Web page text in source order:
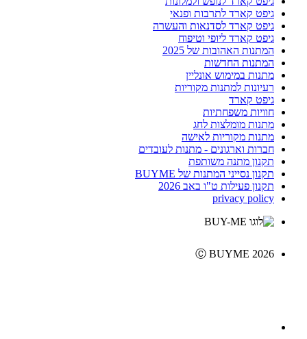
גיפט קארד לתרבות ופנאי
גיפט קארד לסדנאות והעשרה
גיפט קארד ליופי וטיפוח
המתנות האהובות של 2025
המתנות החדשות
מתנות במימוש אונליין
רעיונות למתנות מקוריות
גיפט קארד
חוויות משפחתיות
מתנות מומלצות לחג
מתנות מקוריות לאישה
חברות וארגונים - מתנות לעובדים
תקנון מתנה משותפת
תקנון נסייני המתנות של BUYME
תקנון פעילות ט"ו באב 2026
privacy policy
Ⓒ BUYME 2026